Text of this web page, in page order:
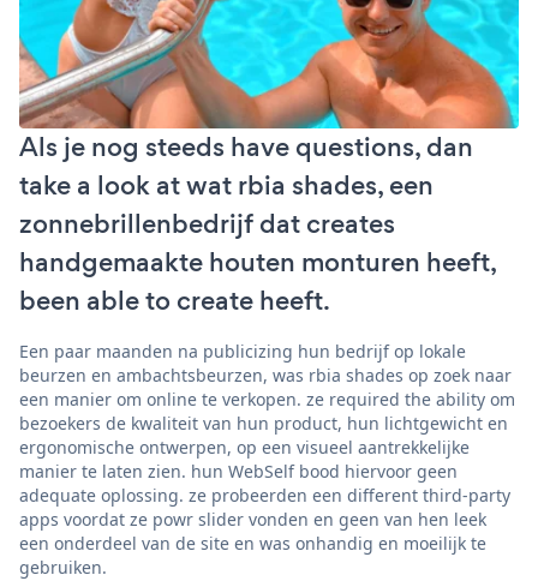
Als je nog steeds have questions, dan
take a look at wat rbia shades, een
zonnebrillenbedrijf dat creates
handgemaakte houten monturen heeft,
been able to create heeft.
Een paar maanden na publicizing hun bedrijf op lokale
beurzen en ambachtsbeurzen, was rbia shades op zoek naar
een manier om online te verkopen. ze required the ability om
bezoekers de kwaliteit van hun product, hun lichtgewicht en
ergonomische ontwerpen, op een visueel aantrekkelijke
manier te laten zien. hun WebSelf bood hiervoor geen
adequate oplossing. ze probeerden een different third-party
apps voordat ze powr slider vonden en geen van hen leek
een onderdeel van de site en was onhandig en moeilijk te
gebruiken.